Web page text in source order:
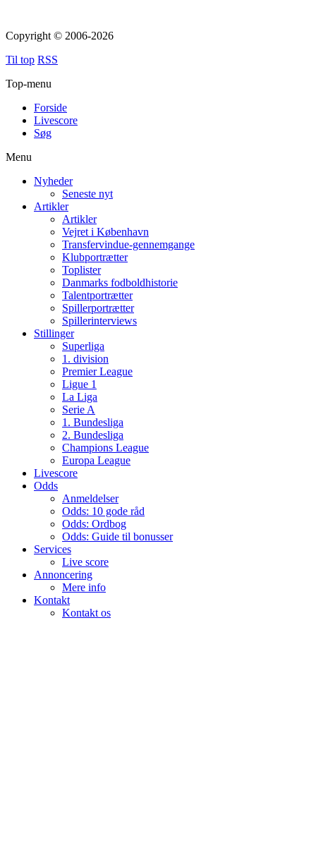
Copyright © 2006-2026
Til top RSS
Top-menu
Forside
Livescore
Søg
Menu
Nyheder
Seneste nyt
Artikler
Artikler
Vejret i København
Transfervindue-gennemgange
Klubportrætter
Toplister
Danmarks fodboldhistorie
Talentportrætter
Spillerportrætter
Spillerinterviews
Stillinger
Superliga
1. division
Premier League
Ligue 1
La Liga
Serie A
1. Bundesliga
2. Bundesliga
Champions League
Europa League
Livescore
Odds
Anmeldelser
Odds: 10 gode råd
Odds: Ordbog
Odds: Guide til bonusser
Services
Live score
Annoncering
Mere info
Kontakt
Kontakt os